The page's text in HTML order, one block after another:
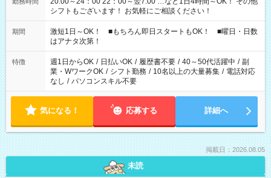
シフトもございます！ お気軽にご相談ください！
期間
激短1日～OK！ ■もちろん即日スタートもOK！ ■曜日・日数
はアナタ次第！
特徴 週1日からOK / 日払いOK / 履歴書不要 / 40～50代活躍中 / 副
業・WワークOK / シフト勤務 / 10名以上の大量募集 / 電話対応
なし / パソコンスキル不要
気になる！ 応募する 詳細へ
掲載日：2026.08.05
未読